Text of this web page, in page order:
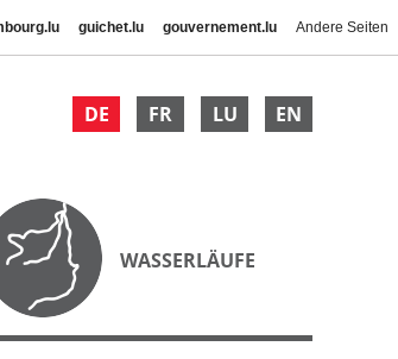
guichet.lu gouvernement.lu Andere Seiten
DE FR LU EN
WASSERLÄUFE